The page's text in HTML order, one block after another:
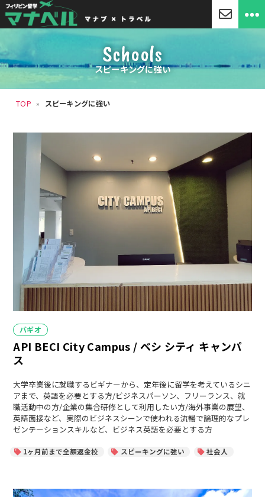
「マ
ベ
ル」
セ
Schools
スピーキングに強い
TOP » スピーキングに強い
カ
テ
ゴ
リ
ー
バギオ
API BECI City Campus / ベシ シティ キャンパ
ス
大学卒業後に就職するビギナーから、定年後に留学を考えているシニ
アまで、英語を必要とする方/ビジネスパーソン、フリーランス、就
職活動中の方/企業の集合研修として利用したい方/海外事業の展望、
英語面接など、実際のビジネスシーンで使われる流暢で論理的なプレ
ゼンテーションスキルなど、ビジネス英語を必要とする方
1ヶ月前まで全額返金校 スピーキングに強い 社会人